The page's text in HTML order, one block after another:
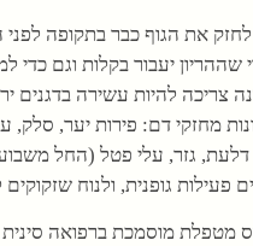
את הגוף כבר בתקופה לפני
שההריון יעבור בקלות וגם כדי
צריכה להיות עשירה בדגנים
מחזקי דם: פירות יער, סלק,
פעילות גופנית, ולנוח שזקוקים